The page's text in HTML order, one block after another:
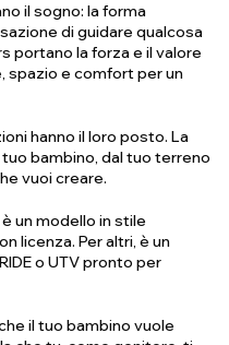
il sogno: la forma
di guidare qualcosa
portano la forza e il valore
spazio e comfort per un
hanno il loro posto. La
bambino, dal tuo terreno
vuoi creare.
un modello in stile
licenza. Per altri, è un
o UTV pronto per
il tuo bambino vuole